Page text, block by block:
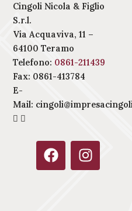
Cingoli Nicola & Figlio
S.r.l.
Via Acquaviva, 11 –
64100 Teramo
Telefono: 0861-211439
Fax: 0861-413784
E-
Mail:
F
a
c
I
n
s